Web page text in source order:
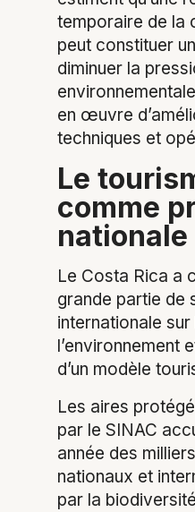
temporaire de la
peut constituer
diminuer la
en œuvre
techniques et
Le
comme
nationale
Le Costa Rica a
grande partie de
internationale
l’environnement
d’un modèle
Les aires
par le SINAC
année des
nationaux et
par la